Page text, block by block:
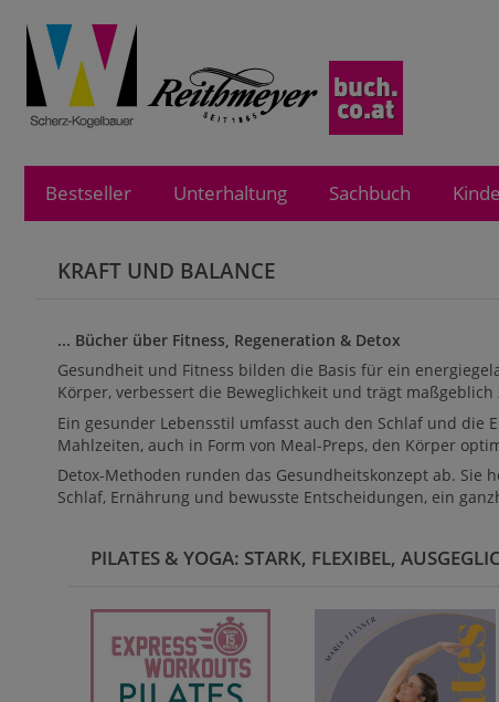
Bestseller Unterhaltung Sachbuch
KRAFT UND BALANCE
... Bücher über Fitness, Regeneration & Detox
Gesundheit und Fitness bilden die Basis für ein
Körper, verbessert die Beweglichkeit und trägt
Ein gesunder Lebensstil umfasst auch den Schlaf und
Mahlzeiten, auch in Form von Meal-Preps, den Körper
Detox-Methoden runden das Gesundheitskonzept ab. Sie
Schlaf, Ernährung und bewusste Entscheidungen, ein
PILATES & YOGA: STARK, FLEXIBEL,